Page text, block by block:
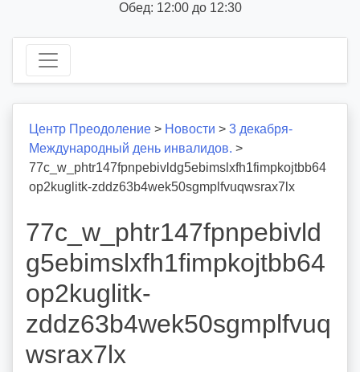
Обед: 12:00 до 12:30
Центр Преодоление > Новости > 3 декабря-
Международный день инвалидов. >
77c_w_phtr147fpnpebivldg5ebimslxfh1fimpkojtbb64
op2kuglitk-zddz63b4wek50sgmplfvuqwsrax7lx
77c_w_phtr147fpnpebivld
g5ebimslxfh1fimpkojtbb64
op2kuglitk-
zddz63b4wek50sgmplfvuq
wsrax7lx